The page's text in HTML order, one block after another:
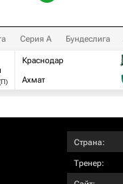
Серия А Бундеслига
Краснодар
Ахмат
Страна:
Тренер: